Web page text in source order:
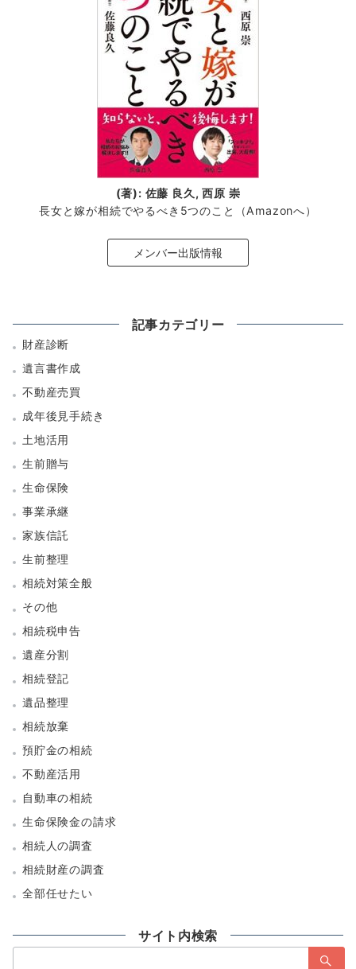
(著): 佐藤 良久, 西原 崇
長女と嫁が相続でやるべき5つのこと（Amazonへ）
メンバー出版情報
記事カテゴリー
財産診断
遺言書作成
不動産売買
成年後見手続き
土地活用
生前贈与
生命保険
事業承継
家族信託
生前整理
相続対策全般
その他
相続税申告
遺産分割
相続登記
遺品整理
相続放棄
預貯金の相続
不動産活用
自動車の相続
生命保険金の請求
相続人の調査
相続財産の調査
全部任せたい
サイト内検索